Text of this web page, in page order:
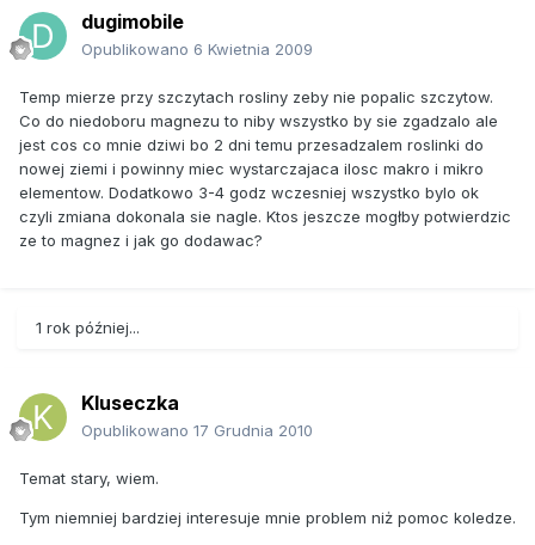
dugimobile
Opublikowano 6 Kwietnia 2009
Temp mierze przy szczytach rosliny zeby nie popalic szczytow.
Co do niedoboru magnezu to niby wszystko by sie zgadzalo ale
jest cos co mnie dziwi bo 2 dni temu przesadzalem roslinki do
nowej ziemi i powinny miec wystarczajaca ilosc makro i mikro
elementow. Dodatkowo 3-4 godz wczesniej wszystko bylo ok
czyli zmiana dokonala sie nagle. Ktos jeszcze mogłby potwierdzic
ze to magnez i jak go dodawac?
1 rok później...
Kluseczka
Opublikowano 17 Grudnia 2010
Temat stary, wiem.
Tym niemniej bardziej interesuje mnie problem niż pomoc koledze.